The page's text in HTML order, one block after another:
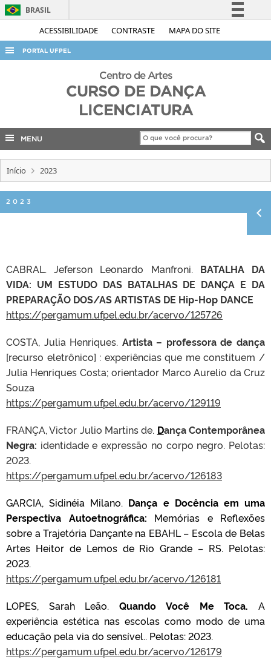
ACESSIBILIDADE CONTRASTE MAPA DO SITE
BRASIL
Simplifique!
Acesso à informação
Legislação
PORTAL UFPEL
ACESSO À INFORMAÇÃO
INTERNACIONAL
Centro de Artes
CURSO DE DANÇA
LICENCIATURA
MENU
Início 2023
2023
CABRAL. Jeferson Leonardo Manfroni. BATALHA DA
VIDA: UM ESTUDO DAS BATALHAS DE DANÇA E DA
PREPARAÇÃO DOS/AS ARTISTAS DE Hip-Hop DANCE
https://pergamum.ufpel.edu.br/acervo/125726
COSTA, Julia Henriques. Artista – professora de dança
[recurso eletrônico] : experiências que me constituem /
Julia Henriques Costa; orientador Marco Aurelio da Cruz
Souza
https://pergamum.ufpel.edu.br/acervo/129119
FRANÇA, Victor Julio Martins de. Dança Contemporânea
Negra: identidade e expressão no corpo negro. Pelotas:
2023.
https://pergamum.ufpel.edu.br/acervo/126183
GARCIA, Sidinéia Milano. Dança e Docência em uma
Perspectiva Autoetnográfica: Memórias e Reflexões
sobre a Trajetória Dançante na EBAHL – Escola de Belas
Artes Heitor de Lemos de Rio Grande – RS. Pelotas:
2023.
https://pergamum.ufpel.edu.br/acervo/126181
LOPES, Sarah Leão.Quando Você Me Toca. A
experiência estética nas escolas como modo de uma
educação pela via do sensível.. Pelotas: 2023.
https://pergamum.ufpel.edu.br/acervo/126179